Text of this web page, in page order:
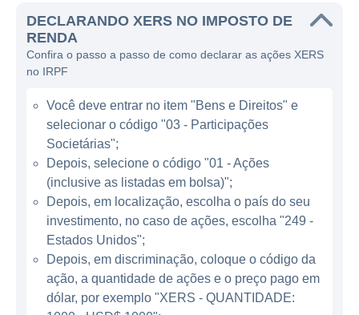
A Xeris é conhecida principalmente pela sua
plataforma de formulação, chamada
XeriJect, que possibilita a criação de formas
de dosagem líquidas de fácil uso,
especialmente para medicamentos que
normalmente exigiriam injeções mais
complexas. Essa abordagem tem como
objetivo proporcionar aos pacientes formas
de tratamento mais convenientes e menos
invasivas, aumentando a aceitação por parte
dos mesmos. Além de soluções para
diabetes, a empresa também está
explorando outras áreas terapêuticas onde
suas tecnologias podem ser aplicadas com
DECLARANDO XERS NO IMPOSTO DE
RENDA
Confira o passo a passo de como declarar as ações XERS
no IRPF
Você deve entrar no item "Bens e Direitos" e
selecionar o código "03 - Participações
Societárias";
Depois, selecione o código "01 - Ações
(inclusive as listadas em bolsa)";
Depois, em localização, escolha o país do seu
investimento, no caso de ações, escolha "249 -
Estados Unidos";
Depois, em discriminação, coloque o código da
ação, a quantidade de ações e o preço pago em
dólar, por exemplo "XERS - QUANTIDADE: